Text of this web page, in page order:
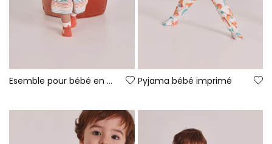
Esemble pour bébé en coton orange Pyjama bébé imprimé